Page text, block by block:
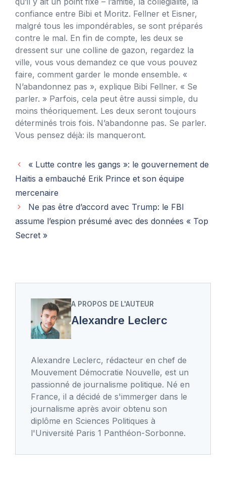
confiance entre Bibi et Moritz. Fellner et Eisner,
malgré tous les impondérables, se sont préparés
contre le mal. En fin de compte, les deux se
dressent sur une colline de gazon, regardez la
ville, vous vous demandez ce que vous pouvez
faire, comment garder le monde ensemble. «
N’abandonnez pas », explique Bibi Fellner. « Se
parler. » Parfois, cela peut être aussi simple, du
moins théoriquement. Les deux seront toujours
déterminés trois fois. N’abandonne pas. Se parler.
Vous pensez déjà: ils manqueront.
« Lutte contre les gangs »: le gouvernement de
Haitis a embauché Erik Prince et son équipe
mercenaire
Ne pas être d’accord avec Trump: le FBI
assume l’espion présumé avec des données « Top
Secret »
A PROPOS DE L'AUTEUR
Alexandre Leclerc
Alexandre Leclerc, rédacteur en chef de
Mouvement Démocratie Nouvelle, est un
passionné de journalisme politique. Né en
France, il a décidé de s'immerger dans le
journalisme après avoir obtenu son
diplôme en Sciences Politiques à
l'Université Paris 1 Panthéon-Sorbonne.